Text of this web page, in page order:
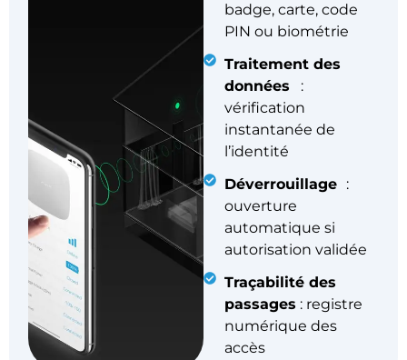
badge, carte, code
PIN ou biométrie
Traitement des
données
:
vérification
instantanée de
l’identité
Déverrouillage :
ouverture
automatique si
autorisation validée
Traçabilité des
passages : registre
numérique des
accès